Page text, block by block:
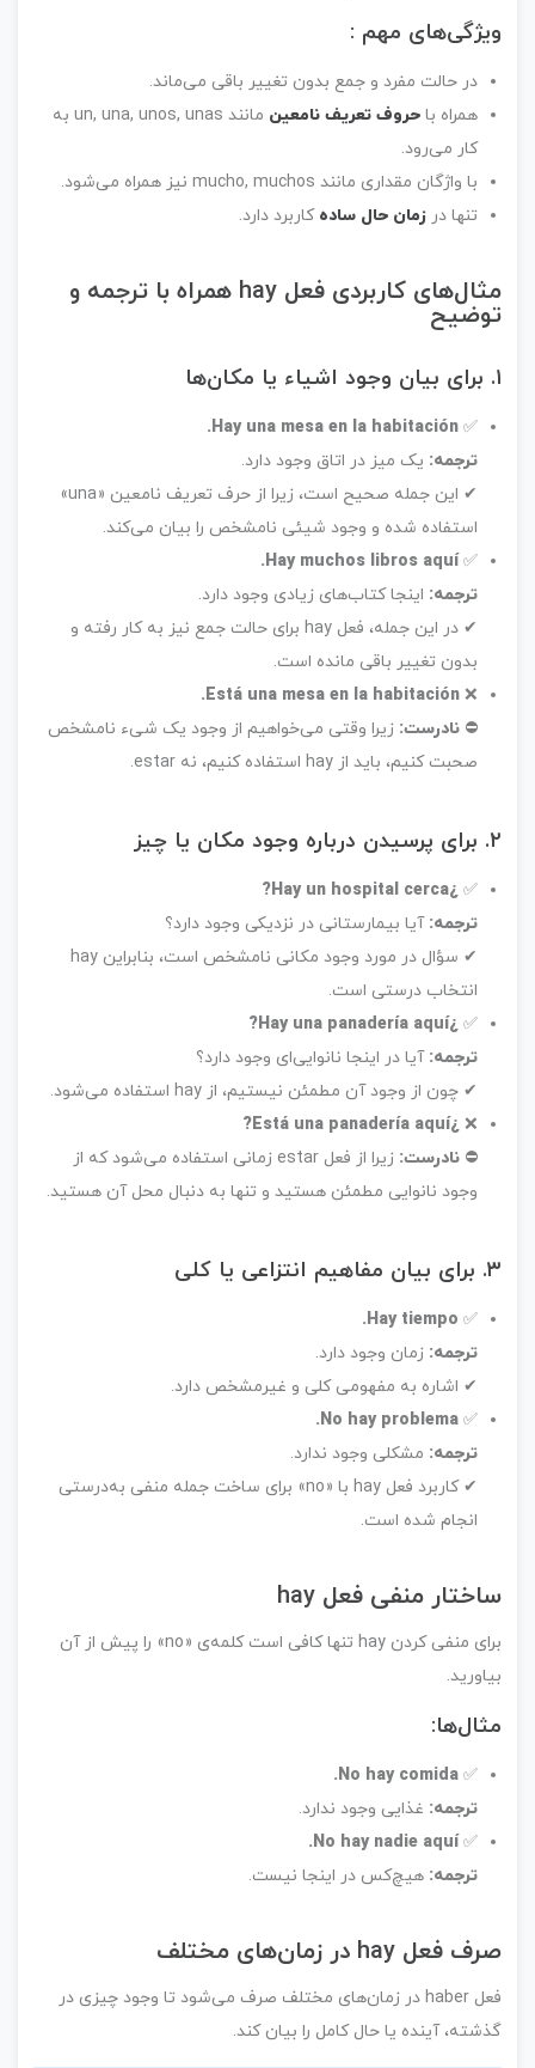
ویژگی‌های مهم :
در حالت مفرد و جمع بدون تغییر باقی می‌ماند.
همراه با حروف تعریف نامعین مانند un, una, unos, unasبه
کار می‌رود.
با واژگان مقداری مانند mucho, muchosنیز همراه می‌شود.
تنها در زمان حال ساده کاربرد دارد.
مثال‌های کاربردی فعل hay همراه با ترجمه و
توضیح
۱. برای بیان وجود اشیاء یا مکان‌ها
✅
Hay una mesa en la habitación.
ترجمه: یک میز در اتاق وجود دارد.
✔ این جمله صحیح است، زیرا از حرف تعریف نامعین «una»
استفاده شده و وجود شیئی نامشخص را بیان می‌کند.
✅
Hay muchos libros aquí.
ترجمه: اینجا کتاب‌های زیادی وجود دارد.
✔ در این جمله، فعل hay برای حالت جمع نیز به کار رفته و
بدون تغییر باقی مانده است.
❌
Está una mesa en la habitación.
⛔ نادرست: زیرا وقتی می‌خواهیم از وجود یک شیء نامشخص
صحبت کنیم، باید از hay استفاده کنیم، نه estar.
۲. برای پرسیدن درباره وجود مکان یا چیز
✅
¿Hay un hospital cerca?
ترجمه: آیا بیمارستانی در نزدیکی وجود دارد؟
✔ سؤال در مورد وجود مکانی نامشخص است، بنابراین hay
انتخاب درستی است.
✅
¿Hay una panadería aquí?
ترجمه: آیا در اینجا نانوایی‌ای وجود دارد؟
✔ چون از وجود آن مطمئن نیستیم، از hay استفاده می‌شود.
❌
¿Está una panadería aquí?
⛔ نادرست:
زیرا از فعل estar زمانی استفاده می‌شود که از
وجود نانوایی مطمئن هستید و تنها به دنبال محل آن هستید.
۳. برای بیان مفاهیم انتزاعی یا کلی
✅
Hay tiempo.
ترجمه: زمان وجود دارد.
✔ اشاره به مفهومی کلی و غیرمشخص دارد.
✅
No hay problema.
ترجمه: مشکلی وجود ندارد.
✔ کاربرد فعل hay با «no» برای ساخت جمله منفی به‌درستی
انجام شده است.
ساختار منفی فعل hay
برای منفی کردن hay تنها کافی است کلمه‌ی «no» را پیش از آن
بیاورید.
مثال‌ها:
✅
No hay comida.
ترجمه: غذایی وجود ندارد.
✅
No hay nadie aquí.
ترجمه: هیچ‌کس در اینجا نیست.
صرف فعل hay در زمان‌های مختلف
فعل haber در زمان‌های مختلف صرف می‌شود تا وجود چیزی در
گذشته، آینده یا حال کامل را بیان کند.